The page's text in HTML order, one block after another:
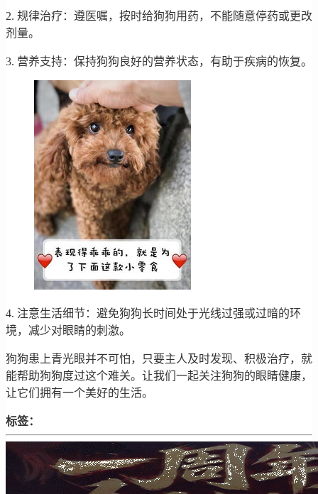
2. 规律治疗：遵医嘱，按时给狗狗用药，不能随意停药或更改
剂量。
3. 营养支持：保持狗狗良好的营养状态，有助于疾病的恢复。
4. 注意生活细节：避免狗狗长时间处于光线过强或过暗的环
境，减少对眼睛的刺激。
狗狗患上青光眼并不可怕，只要主人及时发现、积极治疗，就
能帮助狗狗度过这个难关。让我们一起关注狗狗的眼睛健康，
让它们拥有一个美好的生活。
标签：